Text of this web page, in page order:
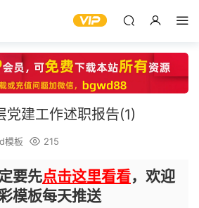
党建工作述职报告(1)
模板 215
要先点击这里看看，欢迎
模板每天推送